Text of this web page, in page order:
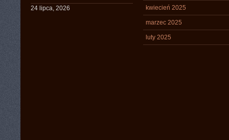
24 lipca, 2026
kwiecień 2025
marzec 2025
luty 2025